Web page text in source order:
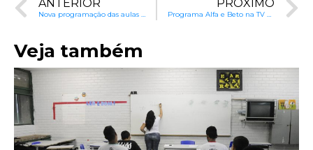
ANTERIOR PRÓXIMO
Veja também